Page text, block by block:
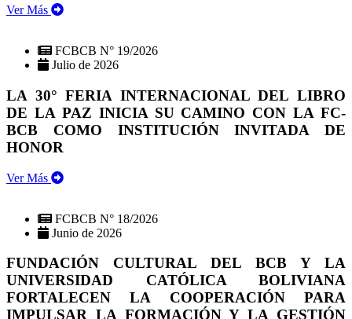
Ver Más
FCBCB N° 19/2026
Julio de 2026
LA 30° FERIA INTERNACIONAL DEL LIBRO
DE LA PAZ INICIA SU CAMINO CON LA FC-
BCB COMO INSTITUCIÓN INVITADA DE
HONOR
Ver Más
FCBCB N° 18/2026
Junio de 2026
FUNDACIÓN CULTURAL DEL BCB Y LA
UNIVERSIDAD CATÓLICA BOLIVIANA
FORTALECEN LA COOPERACIÓN PARA
IMPULSAR LA FORMACIÓN Y LA GESTIÓN